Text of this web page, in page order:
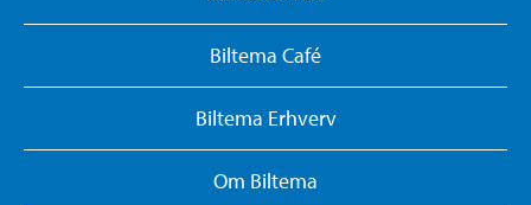
Biltema Café
Biltema Erhverv
Om Biltema